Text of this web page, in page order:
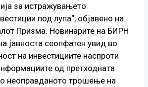
за истражувањето
под лупа“, објавено на
Призма. Новинарите на БИРН
јавноста сеопфатен увид во
на инвестициите наспроти
од претходната
неоправданото трошење на